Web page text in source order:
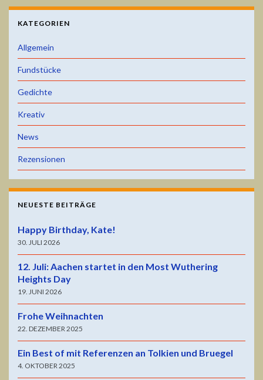
KATEGORIEN
Allgemein
Fundstücke
Gedichte
Kreativ
News
Rezensionen
NEUESTE BEITRÄGE
Happy Birthday, Kate!
30. JULI 2026
12. Juli: Aachen startet in den Most Wuthering
Heights Day
19. JUNI 2026
Frohe Weihnachten
22. DEZEMBER 2025
Ein Best of mit Referenzen an Tolkien und Bruegel
4. OKTOBER 2025